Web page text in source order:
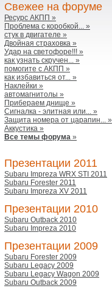
Свежее на форуме
Ресурс АКПП »
Проблема с коробкой... »
стук в двигателе »
Двойная страховка »
Удар на светофоре!!! »
как узнать скручен... »
помогите с АКПП »
как избавиться от... »
Наклейки »
автомагнитолы »
Прибераем днище »
Сигналка - элитная или... »
Защита номера от царапин... »
Аккустика »
Все темы форума »
Презентации 2011
Subaru Impreza WRX STI 2011
Subaru Forester 2011
Subaru Impreza XV 2011
Презентации 2010
Subaru Outback 2010
Subaru Impreza 2010
Презентации 2009
Subaru Forester 2009
Subaru Legacy 2009
Subaru Legacy Wagon 2009
Subaru Outback 2009